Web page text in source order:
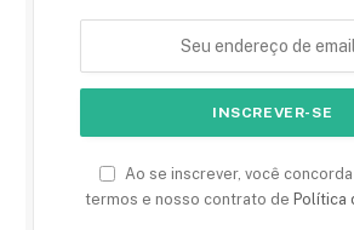
Ao se inscrever, você
termos e nosso contrato de Política